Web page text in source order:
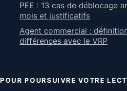
PEE : 13 cas de déblocage
mois et justificatifs
Agent commercial :
différences avec le VRP
POUR POURSUIVRE VOTRE